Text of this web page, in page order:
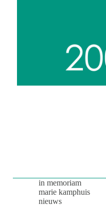
in memoriam
marie kamphuis
nieuws